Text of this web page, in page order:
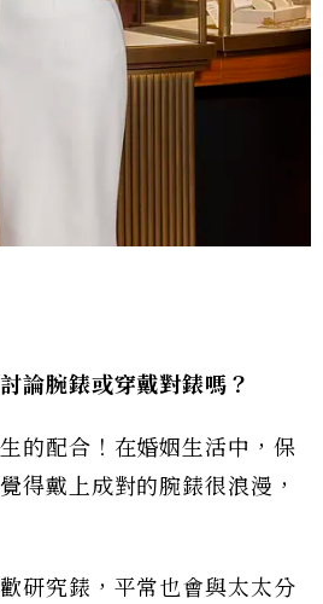
論腕錶或穿戴對錶嗎？
的配合！在婚姻生活中，保
得戴上成對的腕錶很浪漫，
研究錶，平常也會與太太分